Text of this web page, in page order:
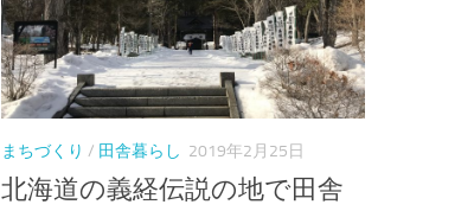
まちづくり / 田舎暮らし 2019年2月25日
北海道の義経伝説の地で田舎